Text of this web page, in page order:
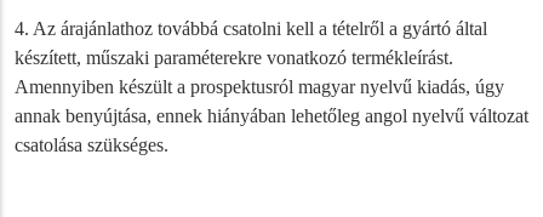
4. Az árajánlathoz továbbá csatolni kell a tételről a gyártó által
készített, műszaki paraméterekre vonatkozó termékleírást.
Amennyiben készült a prospektusról magyar nyelvű kiadás, úgy
annak benyújtása, ennek hiányában lehetőleg angol nyelvű változat
csatolása szükséges.